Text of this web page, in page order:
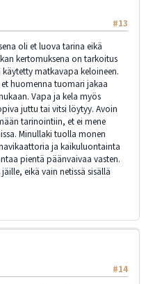
#13
oli et luova tarina eikä
kertomuksena on tarkoitus
matkavapa keloineen.
huomenna tuomari jakaa
Vapa ja kela myös
juttu tai vitsi löytyy. Avoin
tarinointiin, et ei mene
Minullaki tuolla monen
ja kaikuluontainta
pientä päänvaivaa vasten.
eikä vain netissä sisällä
#14